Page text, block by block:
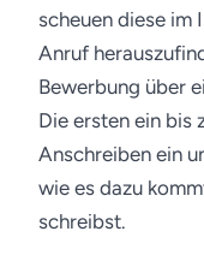
scheuen diese im
Anruf
Bewerbung über
Die ersten ein bis
Anschreiben ein
wie es dazu
schreibst.